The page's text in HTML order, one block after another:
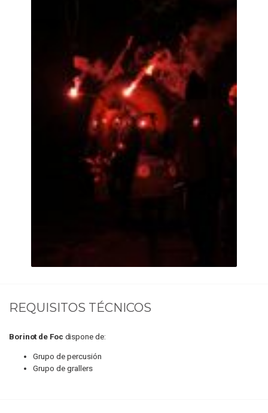
REQUISITOS TÉCNICOS
Borinot de Foc dispone de:
Grupo de percusión
Grupo de grallers